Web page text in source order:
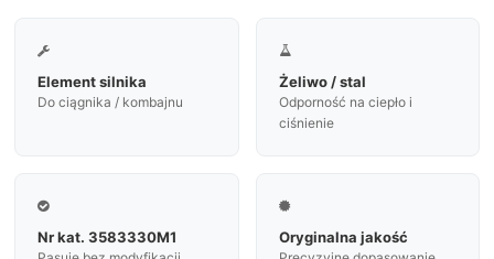

Element silnika
Do ciągnika / kombajnu

Żeliwo / stal
Odporność na ciepło i
ciśnienie

Nr kat. 3583330M1

Oryginalna jakość